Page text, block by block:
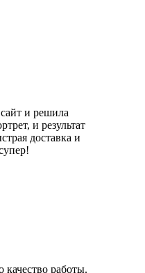
и решила
и результат
доставка и
качество работы.